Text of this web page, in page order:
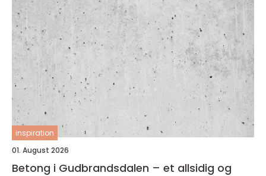
inspiration
01. August 2026
Betong i Gudbrandsdalen – et allsidig og